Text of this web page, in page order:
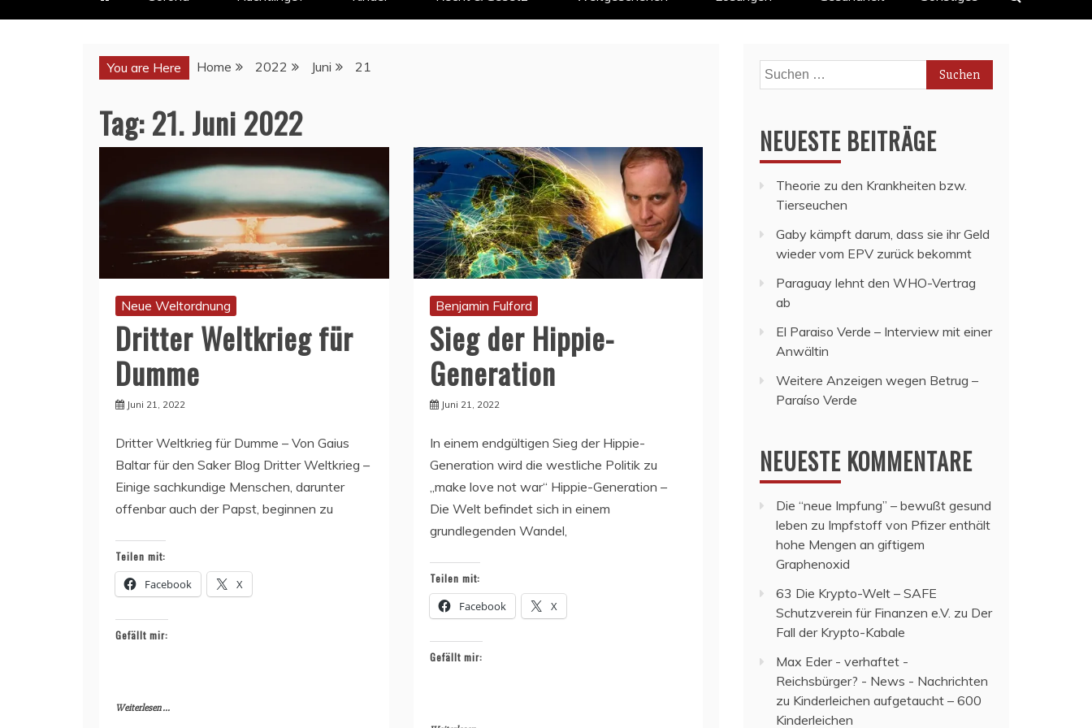
You are Here Home 2022 Juni 21
Tag:21. Juni 2022
Neue Weltordnung
Dritter Weltkrieg für
Dumme
Juni 21, 2022
Dritter Weltkrieg für Dumme – Von Gaius
Baltar für den Saker Blog Dritter Weltkrieg –
Einige sachkundige Menschen, darunter
offenbar auch der Papst, beginnen zu
Teilen mit:
Facebook X
Gefällt mir:
Weiterlesen ...
Benjamin Fulford
Sieg der Hippie-
Generation
Juni 21, 2022
In einem endgültigen Sieg der Hippie-
Generation wird die westliche Politik zu
„make love not war“ Hippie-Generation –
Die Welt befindet sich in einem
grundlegenden Wandel,
Teilen mit:
Facebook X
Gefällt mir:
Suchen
nach:
NEUESTE BEITRÄGE
Theorie zu den Krankheiten bzw.
Tierseuchen
Gaby kämpft darum, dass sie ihr Geld
wieder vom EPV zurück bekommt
Paraguay lehnt den WHO-Vertrag
ab
El Paraiso Verde – Interview mit einer
Anwältin
Weitere Anzeigen wegen Betrug –
Paraíso Verde
NEUESTE KOMMENTARE
Die “neue Impfung” – bewußt gesund
leben zu Impfstoff von Pfizer enthält
hohe Mengen an giftigem
Graphenoxid
63 Die Krypto-Welt – SAFE
Schutzverein für Finanzen e.V. zu Der
Fall der Krypto-Kabale
Max Eder - verhaftet -
Reichsbürger? - News - Nachrichten
zu Kinderleichen aufgetaucht – 600
Kinderleichen